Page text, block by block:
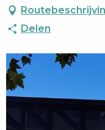
Delen